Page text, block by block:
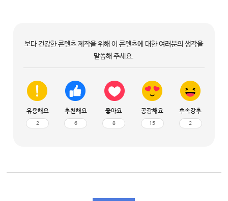
보다 건강한 콘텐츠 제작을 위해 이 콘텐츠에 대한 여러분의 생각을
말씀해 주세요.
유용해요
2
추천해요
6
좋아요
8
공감해요
15
후속강추
2